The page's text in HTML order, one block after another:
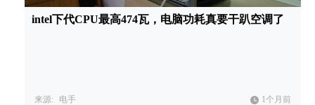
intel下代CPU最高474瓦，电脑功耗真要干趴空调了
来源: 电手 1个月前